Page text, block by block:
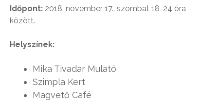
Időpont: 2018. november 17., szombat 18-24 óra
között.
Helyszínek:
Mika Tivadar Mulató
Szimpla Kert
Magvető Café